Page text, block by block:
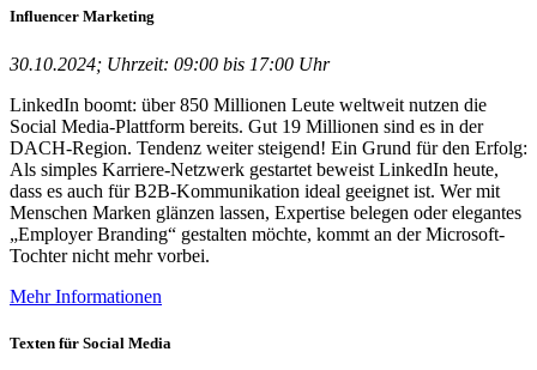
Influencer Marketing
30.10.2024; Uhrzeit: 09:00 bis 17:00 Uhr
LinkedIn boomt: über 850 Millionen Leute weltweit nutzen die
Social Media-Plattform bereits. Gut 19 Millionen sind es in der
DACH-Region. Tendenz weiter steigend! Ein Grund für den Erfolg:
Als simples Karriere-Netzwerk gestartet beweist LinkedIn heute,
dass es auch für B2B-Kommunikation ideal geeignet ist. Wer mit
Menschen Marken glänzen lassen, Expertise belegen oder elegantes
„Employer Branding“ gestalten möchte, kommt an der Microsoft-
Tochter nicht mehr vorbei.
Mehr Informationen
Texten für Social Media